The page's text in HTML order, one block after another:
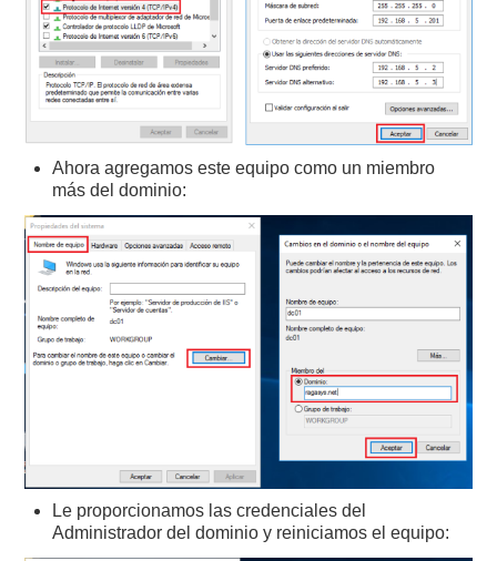
Ahora agregamos este equipo como un miembro
más del dominio:
Le proporcionamos las credenciales del
Administrador del dominio y reiniciamos el equipo: